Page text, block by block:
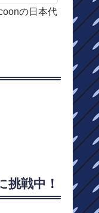
の日本代
挑戦中！